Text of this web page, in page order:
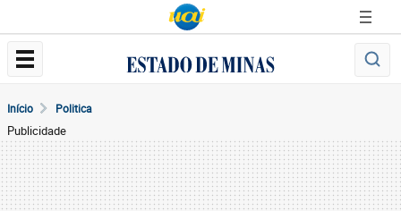
Início Politica
Publicidade